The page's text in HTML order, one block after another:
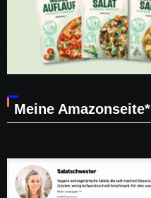
Meine Amazonseite*